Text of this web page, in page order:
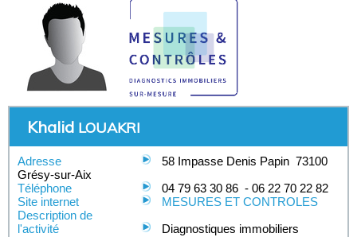
Khalid LOUAKRI
Adresse 58 Impasse Denis Papin 73100
Grésy-sur-Aix
Téléphone
04 79 63 30 86 - 06 22 70 22 82
Site internet
MESURES ET CONTROLES
Description de
l'activité
Diagnostiques immobiliers